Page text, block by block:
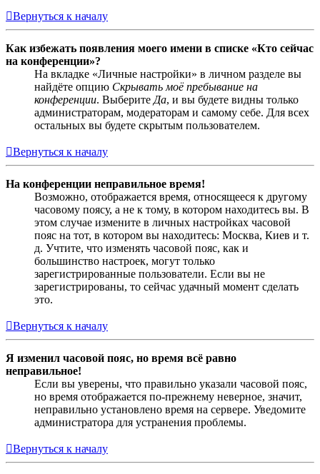
Вернуться к началу
Как избежать появления моего имени в списке «Кто сейчас
на конференции»?
На вкладке «Личные настройки» в личном разделе вы
найдёте опцию Скрывать моё пребывание на
конференции. Выберите Да, и вы будете видны только
администраторам, модераторам и самому себе. Для всех
остальных вы будете скрытым пользователем.
Вернуться к началу
На конференции неправильное время!
Возможно, отображается время, относящееся к другому
часовому поясу, а не к тому, в котором находитесь вы. В
этом случае измените в личных настройках часовой
пояс на тот, в котором вы находитесь: Москва, Киев и т.
д. Учтите, что изменять часовой пояс, как и
большинство настроек, могут только
зарегистрированные пользователи. Если вы не
зарегистрированы, то сейчас удачный момент сделать
это.
Вернуться к началу
Я изменил часовой пояс, но время всё равно
неправильное!
Если вы уверены, что правильно указали часовой пояс,
но время отображается по-прежнему неверное, значит,
неправильно установлено время на сервере. Уведомите
администратора для устранения проблемы.
Вернуться к началу